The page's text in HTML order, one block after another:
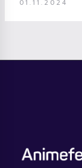
01.11.2024